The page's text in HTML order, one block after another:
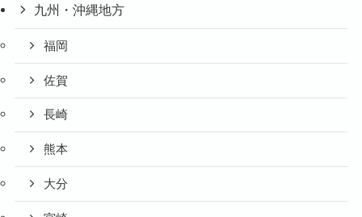
九州・沖縄地方
福岡
佐賀
長崎
熊本
大分